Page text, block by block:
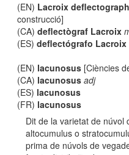
(EN) Lacroix deflectograph
construcció]
(CA)deflectògraf Lacroix
(ES)deflectógrafo Lacroix
(EN) lacunosus [Ciències
(CA) lacunosus adj
(ES) lacunosus
(FR) lacunosus
Dit de la varietat de núvol
altocumulus o
prima de núvols de